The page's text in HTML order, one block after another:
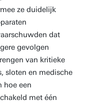
ze duidelijk
dat
gevolgen
van kritieke
sloten en medische
hoe een
met één